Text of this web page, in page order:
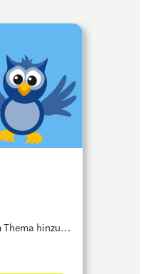
Thema hinzu…